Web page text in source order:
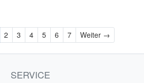
2 3 4 5 6 7 Weiter →Weiter
SERVICE